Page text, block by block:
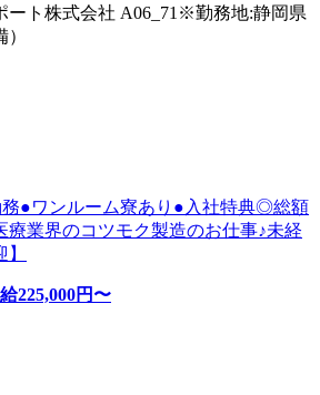
ート株式会社 A06_71※勤務地:静岡県
務●ワンルーム寮あり●入社特典◎総額
業界のコツモク製造のお仕事♪未経
225,000円〜